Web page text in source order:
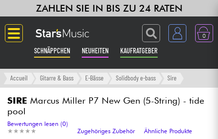
ZAHLEN SIE IN BIS ZU 24 RATEN
0
SCHNÄPPCHEN NEUHEITEN KAUFRATGEBER
Langue
Gitarre & Bass
Verstärker & Effekte
Accueil Gitarre & Bass E-Bässe Solidbody e-bass Sire
SIRE Marcus Miller P7 New Gen (5-String) - tide
pool
★ ★ ★ ★ ★
★ ★ ★ ★ ★
Bewertungen lesen (0)
Zugehöriges Zubehör
Ähnliche Produkte